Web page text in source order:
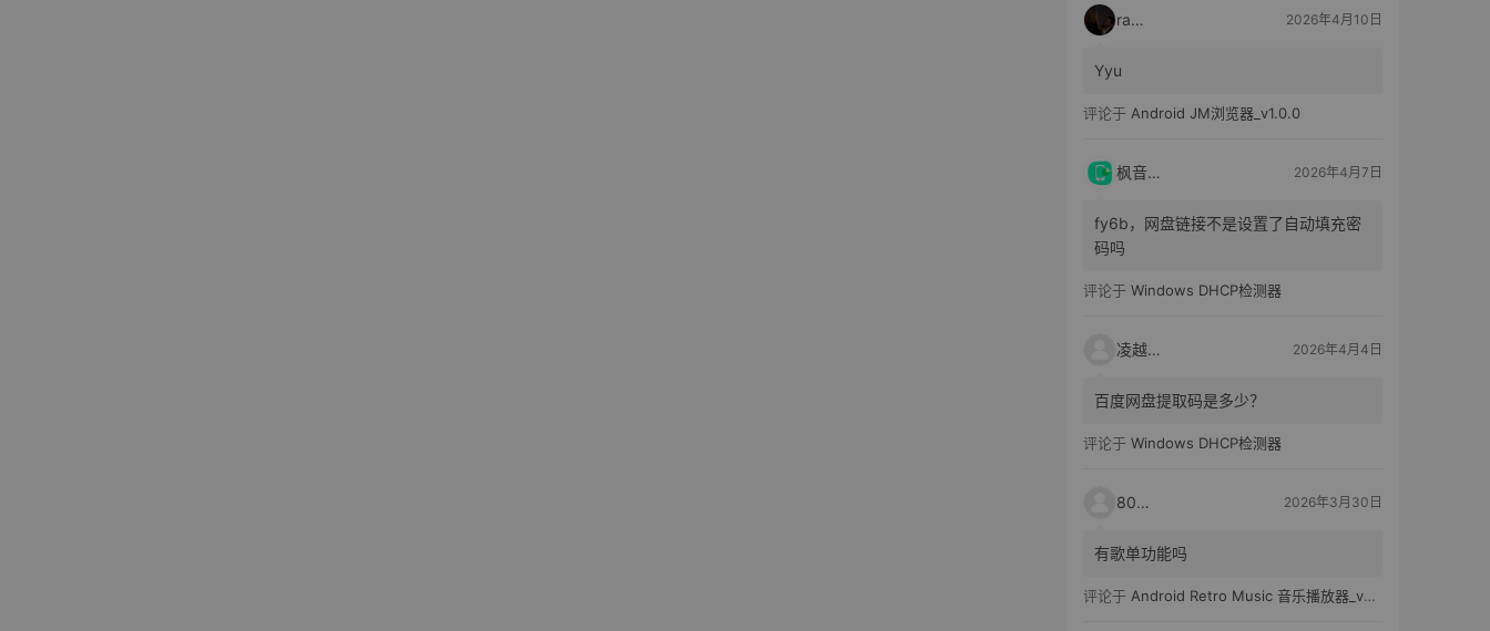
raka 2026年4月10日
Yyu
评论于 Android JM浏览器_v1.0.0
枫音应用 2026年4月7日
fy6b，网盘链接不是设置了自动填充密
码吗
评论于 Windows DHCP检测器
凌越电子 2026年4月4日
百度网盘提取码是多少？
评论于 Windows DHCP检测器
80521 2026年3月30日
有歌单功能吗
评论于 Android Retro Music 音乐播放器_v6.6.0